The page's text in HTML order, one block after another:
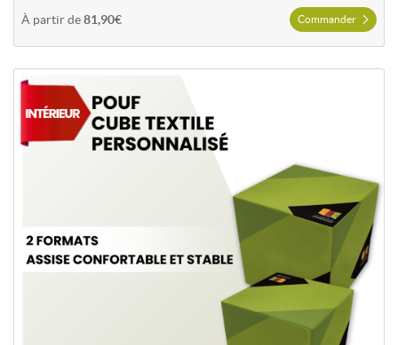
À partir de81,90€ Commander
Commander Pouf cube publicitaire